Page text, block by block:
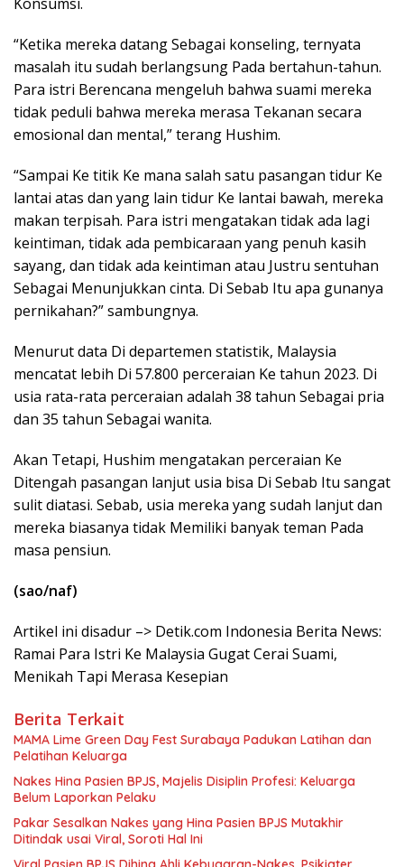
“Ketika mereka datang Sebagai konseling, ternyata
masalah itu sudah berlangsung Pada bertahun-tahun.
Para istri Berencana mengeluh bahwa suami mereka
tidak peduli bahwa mereka merasa Tekanan secara
emosional dan mental,” terang Hushim.
“Sampai Ke titik Ke mana salah satu pasangan tidur Ke
lantai atas dan yang lain tidur Ke lantai bawah, mereka
makan terpisah. Para istri mengatakan tidak ada lagi
keintiman, tidak ada pembicaraan yang penuh kasih
sayang, dan tidak ada keintiman atau Justru sentuhan
Sebagai Menunjukkan cinta. Di Sebab Itu apa gunanya
pernikahan?” sambungnya.
Menurut data Di departemen statistik, Malaysia
mencatat lebih Di 57.800 perceraian Ke tahun 2023. Di
usia rata-rata perceraian adalah 38 tahun Sebagai pria
dan 35 tahun Sebagai wanita.
Akan Tetapi, Hushim mengatakan perceraian Ke
Ditengah pasangan lanjut usia bisa Di Sebab Itu sangat
sulit diatasi. Sebab, usia mereka yang sudah lanjut dan
mereka biasanya tidak Memiliki banyak teman Pada
masa pensiun.
(sao/naf)
Artikel ini disadur –> Detik.com Indonesia Berita News:
Ramai Para Istri Ke Malaysia Gugat Cerai Suami,
Menikah Tapi Merasa Kesepian
Berita Terkait
MAMA Lime Green Day Fest Surabaya Padukan Latihan dan
Pelatihan Keluarga
Nakes Hina Pasien BPJS, Majelis Disiplin Profesi: Keluarga
Belum Laporkan Pelaku
Pakar Sesalkan Nakes yang Hina Pasien BPJS Mutakhir
Ditindak usai Viral, Soroti Hal Ini